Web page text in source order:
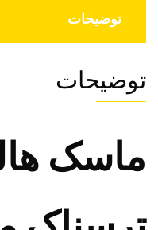
توضیحات
توضیحات
ماسک